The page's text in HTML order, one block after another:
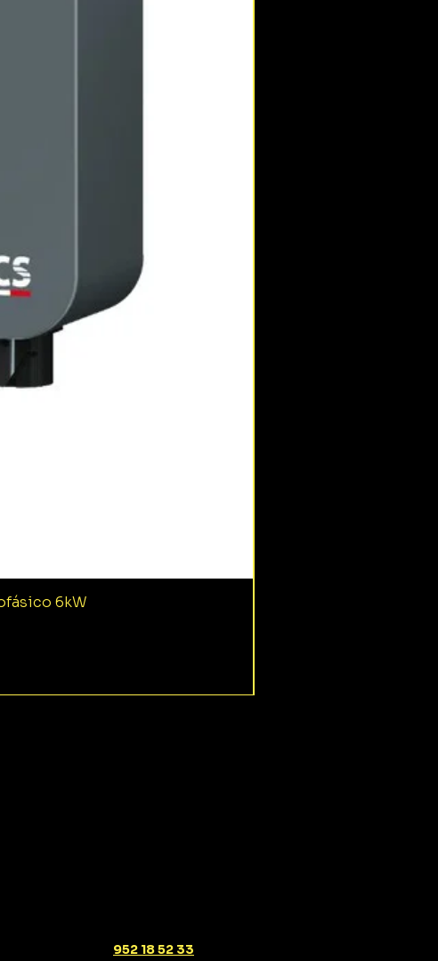
6kW
952 18 52 33